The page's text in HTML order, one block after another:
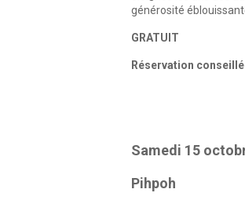
générosité
GRATUIT
Réservation
Samedi 15
Pihpoh